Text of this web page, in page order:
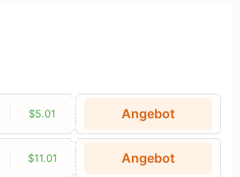
$5.01 Angebot
$11.01 Angebot